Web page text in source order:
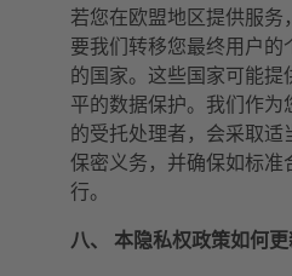
若您在欧盟地区提供服务
要我们转移您最终用户的
的国家。这些国家可能提
平的数据保护。我们作为
的受托处理者，会采取适
保密义务，并确保如标准
行。
八、 本隐私权政策如何更